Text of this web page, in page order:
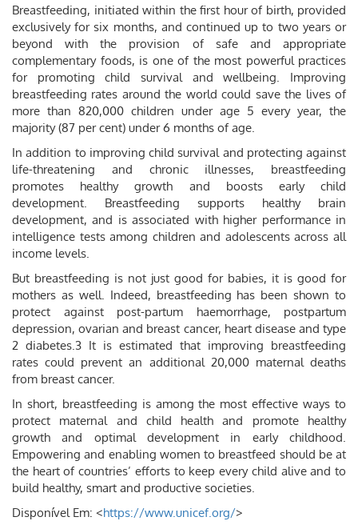
Breastfeeding, initiated within the first hour of birth, provided
exclusively for six months, and continued up to two years or
beyond with the provision of safe and appropriate
complementary foods, is one of the most powerful practices
for promoting child survival and wellbeing. Improving
breastfeeding rates around the world could save the lives of
more than 820,000 children under age 5 every year, the
majority (87 per cent) under 6 months of age.
In addition to improving child survival and protecting against
life-threatening and chronic illnesses, breastfeeding
promotes healthy growth and boosts early child
development. Breastfeeding supports healthy brain
development, and is associated with higher performance in
intelligence tests among children and adolescents across all
income levels.
But breastfeeding is not just good for babies, it is good for
mothers as well. Indeed, breastfeeding has been shown to
protect against post-partum haemorrhage, postpartum
depression, ovarian and breast cancer, heart disease and type
2 diabetes.3 It is estimated that improving breastfeeding
rates could prevent an additional 20,000 maternal deaths
from breast cancer.
In short, breastfeeding is among the most effective ways to
protect maternal and child health and promote healthy
growth and optimal development in early childhood.
Empowering and enabling women to breastfeed should be at
the heart of countries’ efforts to keep every child alive and to
build healthy, smart and productive societies.
Disponível Em: <https://www.unicef.org/>